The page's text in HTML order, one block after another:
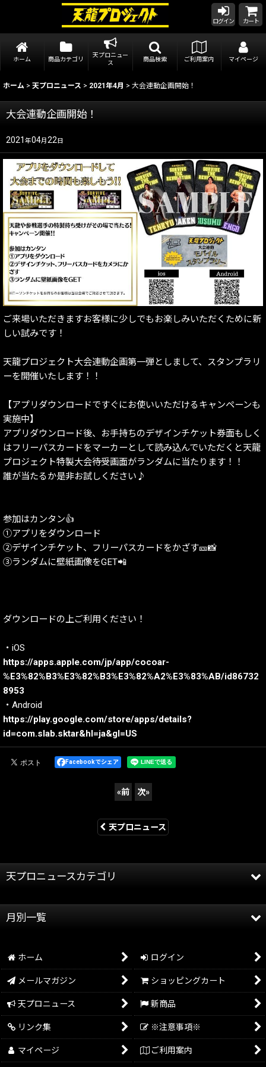
ログイン カート
ホーム 商品カテゴリ
天プロニュー
ス
商品検索 ご利用案内 マイページ
ホーム > 天プロニュース > 2021年4月 > 大会連動企画開始！
大会連動企画開始！
2021 年04月 22日
ご来場いただきますお客様に少しでもお楽しみいただくために新
しい試みです！
天龍プロジェクト大会連動企画第一弾としまして、スタンプラリ
ーを開催いたします！！
【アプリダウンロードですぐにお使いいただけるキャンペーンも
実施中】
アプリダウンロード後、お手持ちのデザインチケット券面もしく
はフリーパスカードをマーカーとして読み込んでいただくと天龍
プロジェクト特製大会待受画面がランダムに当たります！！
誰が当たるか是非お試しください♪
参加はカンタン👍
①アプリをダウンロード
②デザインチケット、フリーパスカードをかざす🎫📸
③ランダムに壁紙画像をGET📲
ダウンロードの上ご利用ください！
・iOS
https://apps.apple.com/jp/app/cocoar-
%E3%82%B3%E3%82%B3%E3%82%A2%E3%83%AB/id86732
8953
・Android
https://play.google.com/store/apps/details?
id=com.slab.sktar&hl=ja&gl=US
Facebookでシェア
«前 次»
天プロニュース
天プロニュースカテゴリ
天龍プロジェクト
月別一覧
2024年
2023年
2022年
2021年
ホーム ログイン
メールマガジン ショッピングカート
天プロニュース 新商品
リンク集 ※注意事項※
マイページ ご利用案内